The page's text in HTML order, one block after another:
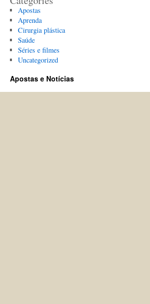
Apostas
Aprenda
Cirurgia plástica
Saúde
Séries e filmes
Uncategorized
Apostas e Notícias